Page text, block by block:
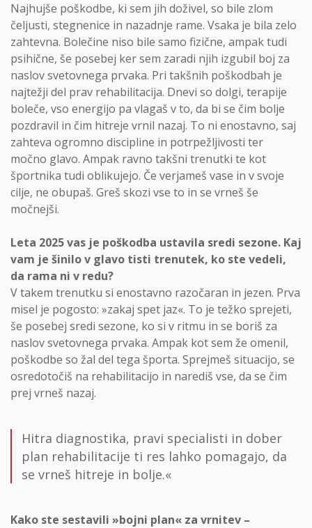
Najhujše poškodbe, ki sem jih doživel, so bile zlom
čeljusti, stegnenice in nazadnje rame. Vsaka je bila zelo
zahtevna. Bolečine niso bile samo fizične, ampak tudi
psihične, še posebej ker sem zaradi njih izgubil boj za
naslov svetovnega prvaka. Pri takšnih poškodbah je
najtežji del prav rehabilitacija. Dnevi so dolgi, terapije
boleče, vso energijo pa vlagaš v to, da bi se čim bolje
pozdravil in čim hitreje vrnil nazaj. To ni enostavno, saj
zahteva ogromno discipline in potrpežljivosti ter
močno glavo. Ampak ravno takšni trenutki te kot
športnika tudi oblikujejo. Če verjameš vase in v svoje
cilje, ne obupaš. Greš skozi vse to in se vrneš še
močnejši.
Leta 2025 vas je poškodba ustavila sredi sezone. Kaj
vam je šinilo v glavo tisti trenutek, ko ste vedeli,
da rama ni v redu?
V takem trenutku si enostavno razočaran in jezen. Prva
misel je pogosto: »zakaj spet jaz«. To je težko sprejeti,
še posebej sredi sezone, ko si v ritmu in se boriš za
naslov svetovnega prvaka. Ampak kot sem že omenil,
poškodbe so žal del tega športa. Sprejmeš situacijo, se
osredotočiš na rehabilitacijo in narediš vse, da se čim
prej vrneš nazaj.
Hitra diagnostika, pravi specialisti in dober
plan rehabilitacije ti res lahko pomagajo, da
se vrneš hitreje in bolje.«
Kako ste sestavili »bojni plan« za vrnitev –